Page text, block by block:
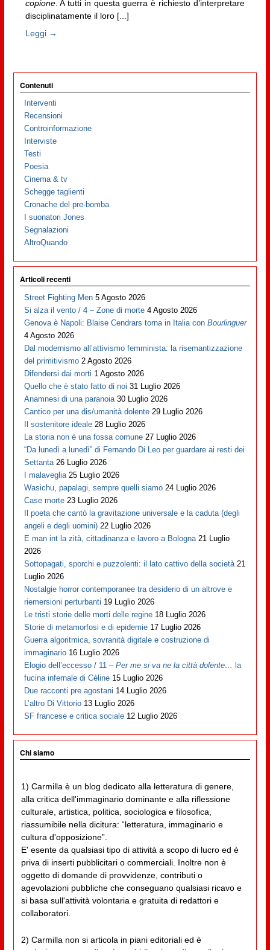
copione. A tutti in questa guerra è richiesto d’interpretare
disciplinatamente il loro [...]
Leggi →
Contenuti
Interventi
Recensioni
Controinformazione
Interviste
Testi
Poesia
Cinema & tv
Schegge taglienti
Cronache del pre-bomba
I suonatori Jones
Segnalazioni
AltroQuando
Articoli recenti
Street Fighting Men 5 Agosto 2026
Si alza il vento / 4 – Zone di morte 4 Agosto 2026
Genova è Napoli: Blaise Cendrars torna in Italia conBourlinguer
4 Agosto 2026
Dal modernismo all’attivismo femminista: la risemantizzazione
del primitivismo 2 Agosto 2026
Difendersi dai morti 1 Agosto 2026
Quello che è stato fatto di noi 31 Luglio 2026
Anamnesi di una paranoia 30 Luglio 2026
Cantico per una dis/umanità dolente 29 Luglio 2026
Il sostenitore ideale 28 Luglio 2026
La storia non è una fossa comune 27 Luglio 2026
“Da lunedì a lunedì” di Fernando Di Leo per guardare ai resti dei
Settanta 26 Luglio 2026
I malaveglia 25 Luglio 2026
Wasichu, papalagi, sempre quelli siamo 24 Luglio 2026
Case morte 23 Luglio 2026
Il poeta che cantò la gravitazione universale e la caduta (degli
angeli e degli uomini) 22 Luglio 2026
E man int la zità, cittadinanza e lavoro a Bologna 21 Luglio
2026
Sottopagati, sporchi e puzzolenti: il lato cattivo della società 21
Luglio 2026
Nostalgie horror contemporanee tra desiderio di un altrove e
riemersioni perturbanti 19 Luglio 2026
Le tristi storie delle morti delle regine 18 Luglio 2026
Storie di metamorfosi e di epidemie 17 Luglio 2026
Guerra algoritmica, sovranità digitale e costruzione di
immaginario 16 Luglio 2026
Elogio dell’eccesso / 11 –Per me si va ne la città dolente… la
fucina infernale di Cèline 15 Luglio 2026
Due racconti pre agostani 14 Luglio 2026
L’altro Di Vittorio 13 Luglio 2026
SF francese e critica sociale 12 Luglio 2026
Chi siamo
1) Carmilla è un blog dedicato alla letteratura di genere,
alla critica dell'immaginario dominante e alla riflessione
culturale, artistica, politica, sociologica e filosofica,
riassumibile nella dicitura: “letteratura, immaginario e
cultura d'opposizione”.
E' esente da qualsiasi tipo di attività a scopo di lucro ed è
priva di inserti pubblicitari o commerciali. Inoltre non è
oggetto di domande di provvidenze, contributi o
agevolazioni pubbliche che conseguano qualsiasi ricavo e
si basa sull'attività volontaria e gratuita di redattori e
collaboratori.
2) Carmilla non si articola in piani editoriali ed è